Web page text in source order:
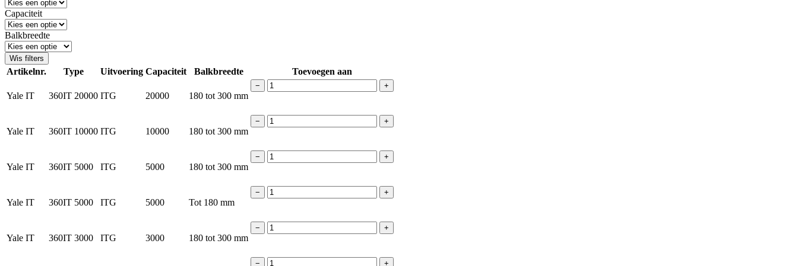
Capaciteit
Balkbreedte
Wis filters
Artikelnr. Type Uitvoering Capaciteit Balkbreedte Toevoegen aan
Yale IT 360IT 20000 ITG 20000 180 tot 300 mm
− +
Yale IT 360IT 10000 ITG 10000 180 tot 300 mm
− +
Yale IT 360IT 5000 ITG 5000 180 tot 300 mm
− +
Yale IT 360IT 5000 ITG 5000 Tot 180 mm
− +
Yale IT 360IT 3000 ITG 3000 180 tot 300 mm
− +
− +